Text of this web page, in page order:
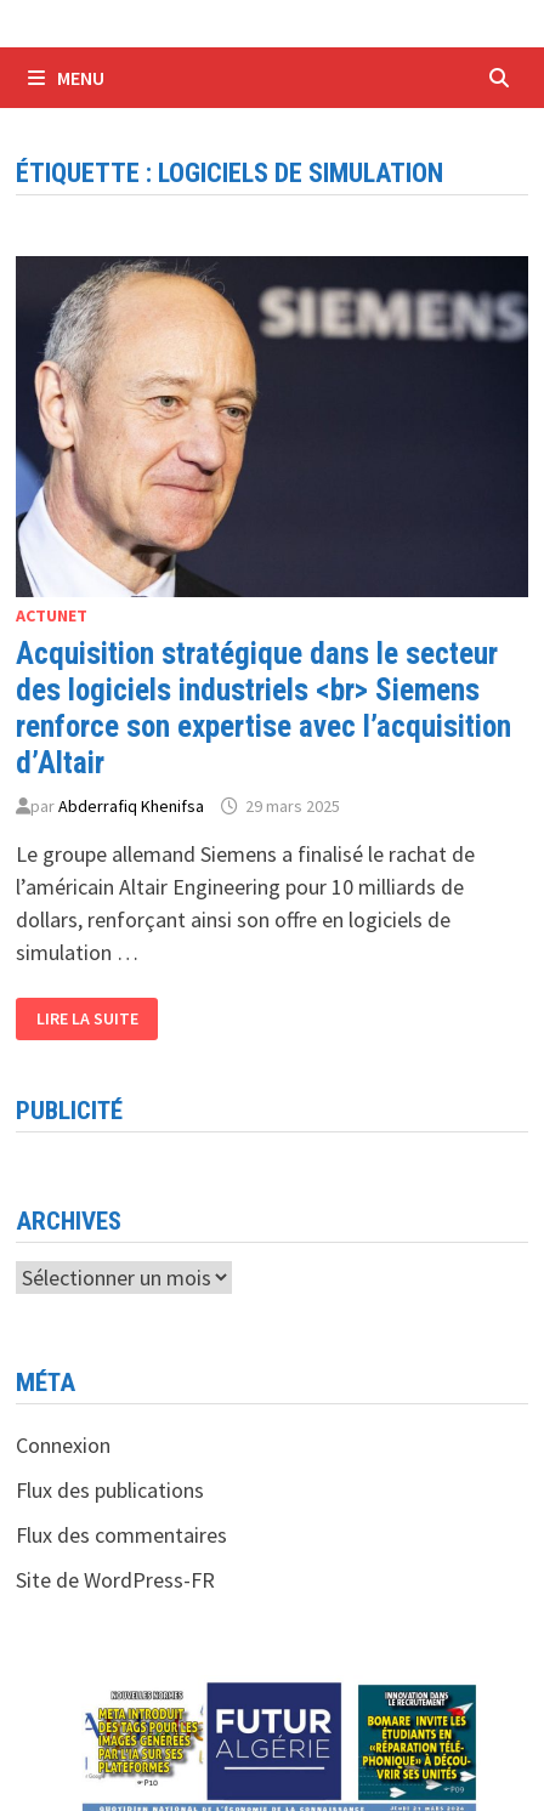
MENU
ÉTIQUETTE : LOGICIELS DE SIMULATION
ACTUNET
Acquisition stratégique dans le secteur
des logiciels industriels <br> Siemens
renforce son expertise avec l’acquisition
d’Altair
parAbderrafiq Khenifsa 29 mars 2025
Le groupe allemand Siemens a finalisé le rachat de
l’américain Altair Engineering pour 10 milliards de
dollars, renforçant ainsi son offre en logiciels de
simulation …
STRATÉGIQUE
DANS
LOGICIELS
INDUSTRIELS
EXPERTISE
AVEC
L’ACQUISITION
D’ALTAIR
LIRE LA SUITE
PUBLICITÉ
ARCHIVES
Archives
MÉTA
Connexion
Flux des publications
Flux des commentaires
Site de WordPress-FR